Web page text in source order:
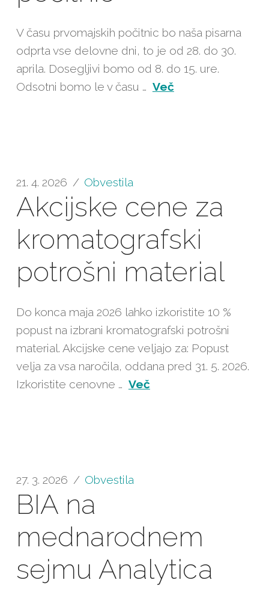
V času prvomajskih počitnic bo naša pisarna
odprta vse delovne dni, to je od 28. do 30.
aprila. Dosegljivi bomo od 8. do 15. ure.
Odsotni bomo le v času … Več
21. 4. 2026 Obvestila
Akcijske cene za
kromatografski
potrošni material
Do konca maja 2026 lahko izkoristite 10 %
popust na izbrani kromatografski potrošni
material. Akcijske cene veljajo za: Popust
velja za vsa naročila, oddana pred 31. 5. 2026.
Izkoristite cenovne … Več
27. 3. 2026 Obvestila
BIA na
mednarodnem
sejmu Analytica